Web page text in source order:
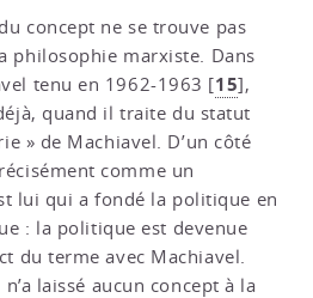
concept ne se trouve pas
philosophie marxiste. Dans
tenu en 1962-1963 [15],
quand il traite du statut
» de Machiavel. D’un côté
comme un
lui qui a fondé la politique en
: la politique est devenue
du terme avec Machiavel.
laissé aucun concept à la